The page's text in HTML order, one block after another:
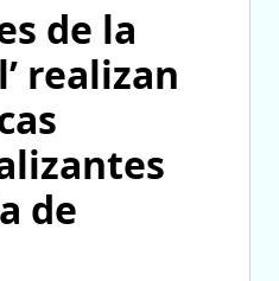
de la
realizan
de